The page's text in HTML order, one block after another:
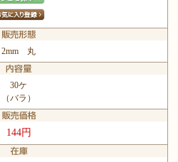
2mm 丸
30ケ
（バラ）
144円